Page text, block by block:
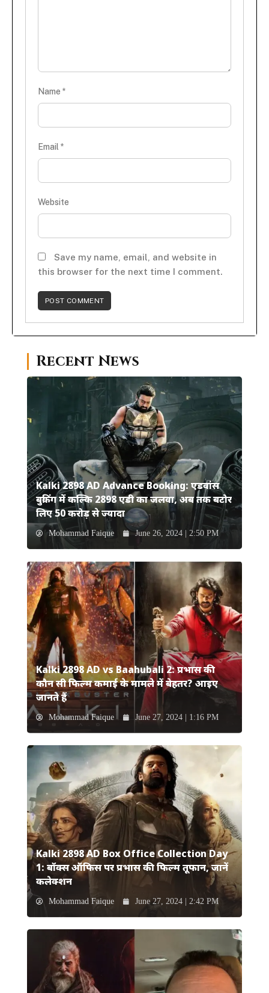
Name *
Email *
Website
Save my name, email, and website in
this browser for the next time I comment.
Recent News
Kalki 2898 AD Advance Booking: एडवांस
बुकिंग में कल्कि 2898 एडी का जलवा, अब तक बटोर
लिए 50 करोड़ से ज्यादा
Mohammad Faique June 26, 2024 | 2:50 PM
Kalki 2898 AD vs Baahubali 2: प्रभास की
कौन सी फिल्म कमाई के मामले में बेहतर? आइए
जानते हैं
Mohammad Faique June 27, 2024 | 1:16 PM
Kalki 2898 AD Box Office Collection Day
1: बॉक्स ऑफिस पर प्रभास की फिल्म तूफान, जानें
कलेक्शन
Mohammad Faique June 27, 2024 | 2:42 PM